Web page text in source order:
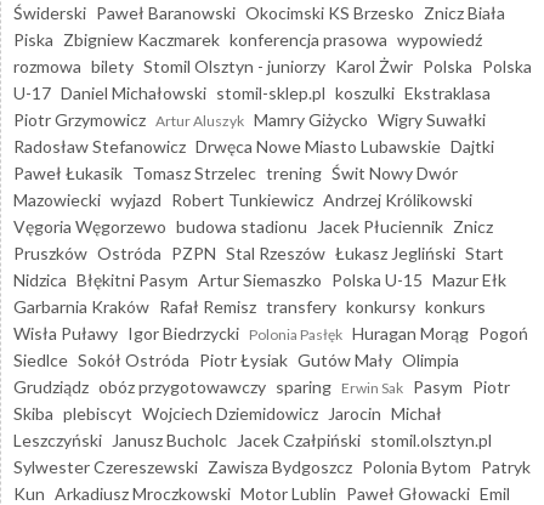
Świderski Paweł Baranowski Okocimski KS Brzesko Znicz Biała
Piska Zbigniew Kaczmarek konferencja prasowa wypowiedź
rozmowa bilety Stomil Olsztyn - juniorzy Karol Żwir Polska Polska
U-17 Daniel Michałowski stomil-sklep.pl koszulki Ekstraklasa
Piotr Grzymowicz Artur Aluszyk Mamry Giżycko Wigry Suwałki
Radosław Stefanowicz Drwęca Nowe Miasto Lubawskie Dajtki
Paweł Łukasik Tomasz Strzelec trening Świt Nowy Dwór
Mazowiecki wyjazd Robert Tunkiewicz Andrzej Królikowski
Vęgoria Węgorzewo budowa stadionu Jacek Płuciennik Znicz
Pruszków Ostróda PZPN Stal Rzeszów Łukasz Jegliński Start
Nidzica Błękitni Pasym Artur Siemaszko Polska U-15 Mazur Ełk
Garbarnia Kraków Rafał Remisz transfery konkursy konkurs
Wisła Puławy Igor Biedrzycki Polonia Pasłęk Huragan Morąg Pogoń
Siedlce Sokół Ostróda Piotr Łysiak Gutów Mały Olimpia
Grudziądz obóz przygotowawczy sparing Erwin Sak Pasym Piotr
Skiba plebiscyt Wojciech Dziemidowicz Jarocin Michał
Leszczyński
Janusz Bucholc Jacek Czałpiński stomil.olsztyn.pl
Sylwester Czereszewski Zawisza Bydgoszcz Polonia Bytom Patryk
Kun Arkadiusz Mroczkowski Motor Lublin Paweł Głowacki Emil